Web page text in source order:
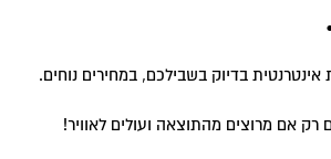
בדיוק בשבילכם, במחירים נוחים.
רק אם מרוצים מהתוצאה ועולים לאוויר!